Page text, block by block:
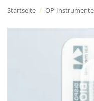
Startseite / OP-Instrumente